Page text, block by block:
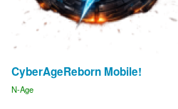
CyberAgeReborn Mobile!
N-Age